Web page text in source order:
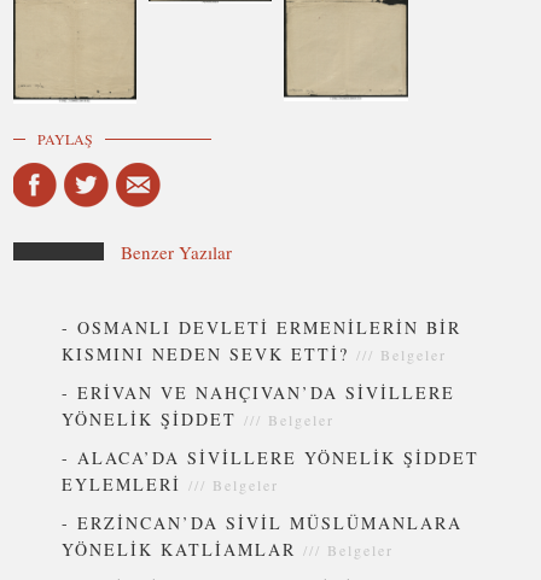
PAYLAŞ
Benzer Yazılar
-OSMANLI DEVLETİ ERMENİLERİN BİR
KISMINI NEDEN SEVK ETTİ? /// Belgeler
-ERİVAN VE NAHÇIVAN’DA SİVİLLERE
YÖNELİK ŞİDDET /// Belgeler
- ALACA’DA SİVİLLERE YÖNELİK ŞİDDET
EYLEMLERİ /// Belgeler
-ERZİNCAN’DA SİVİL MÜSLÜMANLARA
YÖNELİK KATLİAMLAR /// Belgeler